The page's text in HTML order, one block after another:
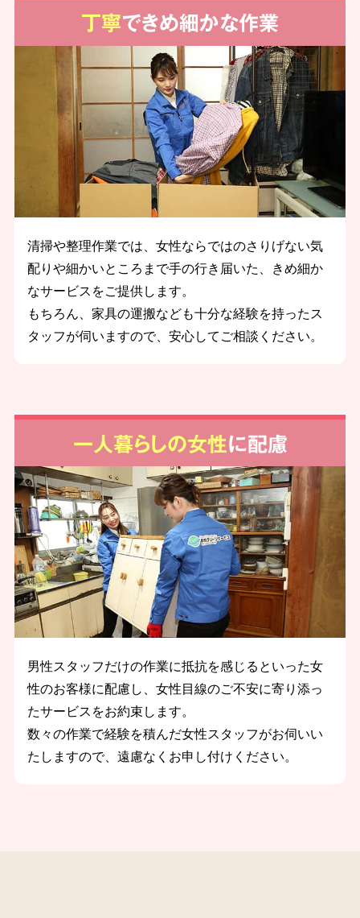
丁寧できめ細かな作業
清掃や整理作業では、女性ならではのさりげない気
配りや細かいところまで手の行き届いた、きめ細か
なサービスをご提供します。
もちろん、家具の運搬なども十分な経験を持ったス
タッフが伺いますので、安心してご相談ください。
一人暮らしの女性に配慮
男性スタッフだけの作業に抵抗を感じるといった女
性のお客様に配慮し、女性目線のご不安に寄り添っ
たサービスをお約束します。
数々の作業で経験を積んだ女性スタッフがお伺いい
たしますので、遠慮なくお申し付けください。